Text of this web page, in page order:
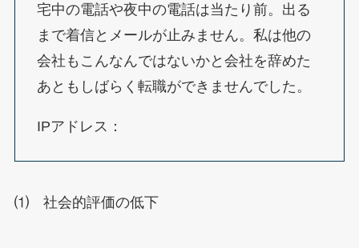
宅中の電話や夜中の電話は当たり前。出る
まで着信とメールが止みません。私は他の
会社もこんなんではないかと会社を辞めた
あともしばらく転職ができませんでした。
IPアドレス：
⑴ 社会的評価の低下